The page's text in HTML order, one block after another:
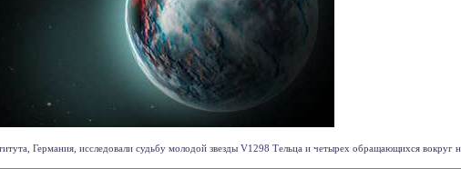
Германия, исследовали судьбу молодой звезды V1298 Тельца и четырех обращающихся вокруг